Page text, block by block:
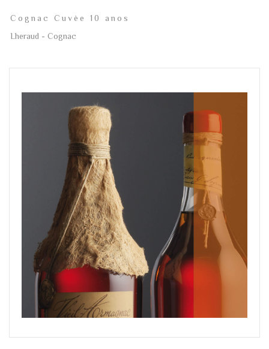
Cognac Cuvèe 10 anos
Lheraud - Cognac